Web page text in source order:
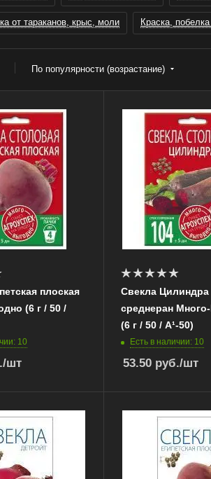
от тараканов, крыс, моли Краска,
По популярности (возрастание)
плоская
(6 г / 50 /
10
/шт
Свекла Цилиндра
среднеран
(6 г / 50 / А¹-50)
Есть в наличии: 10
53.50 руб./шт